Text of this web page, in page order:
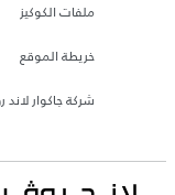
ملفات الكوكيز
خريطة الموقع
شركة جاكوار لاند